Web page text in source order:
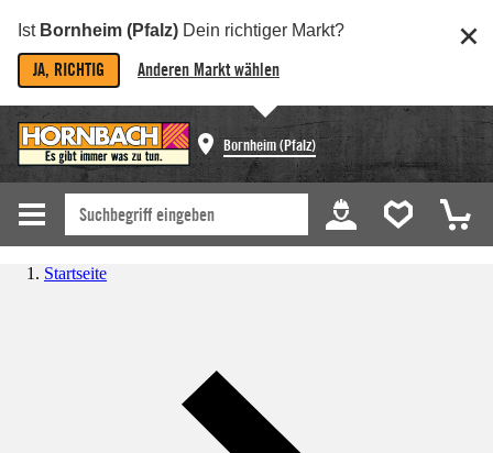
Ist Bornheim (Pfalz) Dein richtiger Markt?
JA, RICHTIG Anderen Markt wählen
Bornheim (Pfalz)
Startseite